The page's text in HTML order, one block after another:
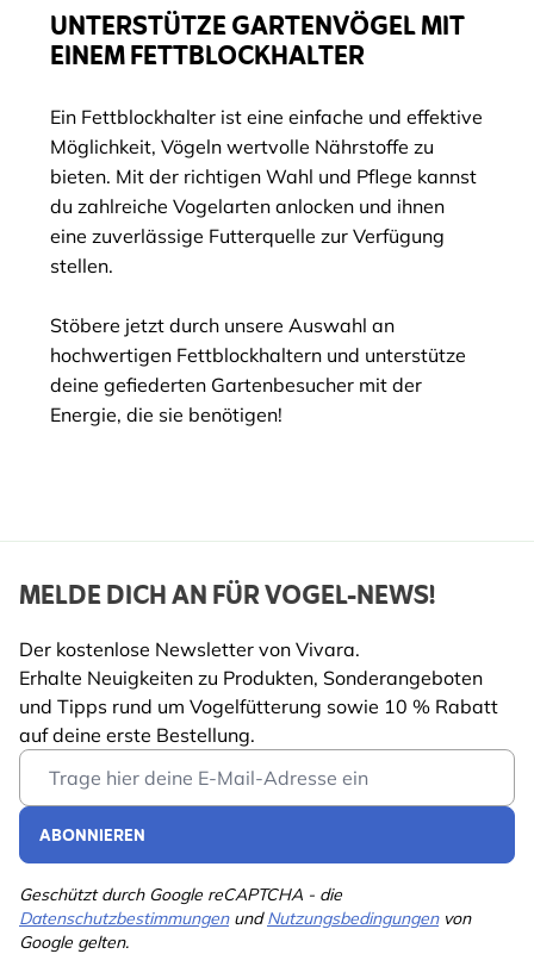
UNTERSTÜTZE GARTENVÖGEL MIT
EINEM FETTBLOCKHALTER
Ein Fettblockhalter ist eine einfache und effektive
Möglichkeit, Vögeln wertvolle Nährstoffe zu
bieten. Mit der richtigen Wahl und Pflege kannst
du zahlreiche Vogelarten anlocken und ihnen
eine zuverlässige Futterquelle zur Verfügung
stellen.
Stöbere jetzt durch unsere Auswahl an
hochwertigen Fettblockhaltern und unterstütze
deine gefiederten Gartenbesucher mit der
Energie, die sie benötigen!
MELDE DICH AN FÜR VOGEL-NEWS!
Der kostenlose Newsletter von Vivara.
Erhalte Neuigkeiten zu Produkten, Sonderangeboten
und Tipps rund um Vogelfütterung sowie 10 % Rabatt
auf deine erste Bestellung.
Email Address
ABONNIEREN
Geschützt durch Google reCAPTCHA - die
DatenschutzbestimmungenundNutzungsbedingungenvon
Google gelten.